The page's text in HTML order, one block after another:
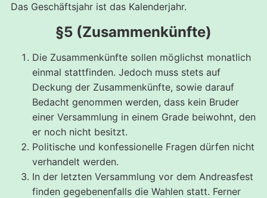
Das Geschäftsjahr ist das Kalenderjahr.
§5 (Zusammenkünfte)
Die Zusammenkünfte sollen möglichst monatlich
einmal stattfinden. Jedoch muss stets auf
Deckung der Zusammenkünfte, sowie darauf
Bedacht genommen werden, dass kein Bruder
einer Versammlung in einem Grade beiwohnt, den
er noch nicht besitzt.
Politische und konfessionelle Fragen dürfen nicht
verhandelt werden.
In der letzten Versammlung vor dem Andreasfest
finden gegebenenfalls die Wahlen statt. Ferner